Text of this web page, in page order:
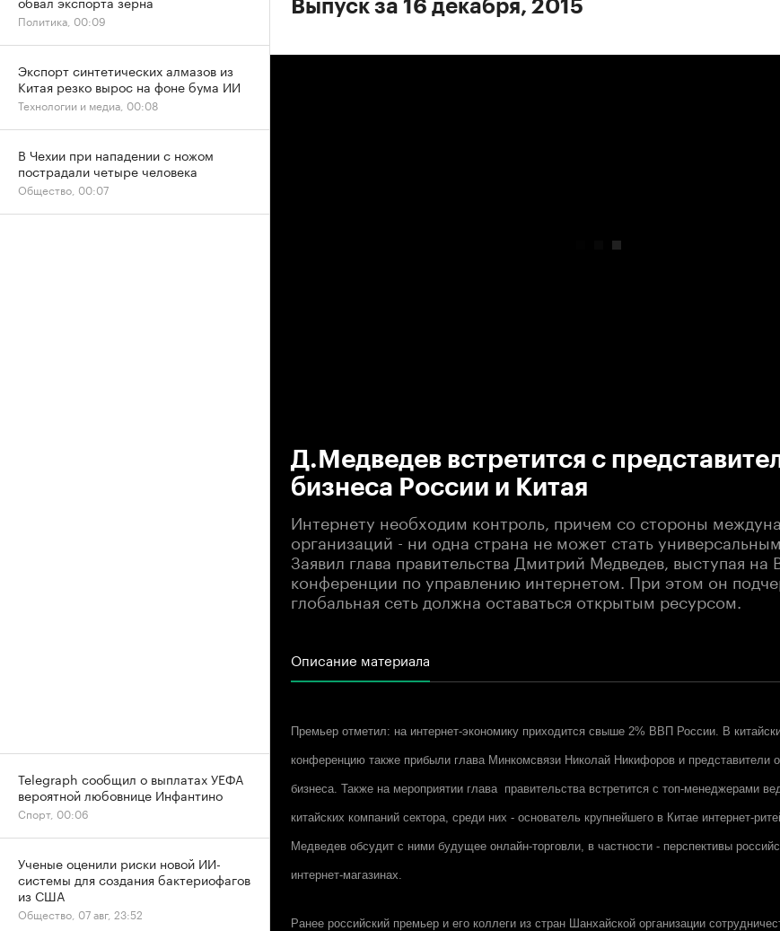
Выпуск за 16 декабря, 2015
Д.Медведев встретится с
бизнеса России и Китая
Интернету необходим контроль, причем со стороны
организаций - ни одна страна не может стать
Заявил глава правительства Дмитрий Медведев, выступая на
конференции по управлению интернетом. При этом он
глобальная сеть должна оставаться открытым ресурсом.
Описание материала
Премьер отметил: на интернет-экономику приходится свыше 2% ВВП России. В
конференцию также прибыли глава Минкомсвязи Николай Никифоров и представители
бизнеса. Также на мероприятии глава правительства встретится с топ-менеджерами
китайских компаний сектора, среди них - основатель крупнейшего в Китае интернет-
Медведев обсудит с ними будущее онлайн-торговли, в частности - перспективы
интернет-магазинах.
Ранее российский премьер и его коллеги из стран Шанхайской организации
Политика, 00:09
Экспорт синтетических алмазов из
Китая резко вырос на фоне бума ИИ
Технологии и медиа, 00:08
В Чехии при нападении с ножом
пострадали четыре человека
Общество, 00:07
Telegraph сообщил о выплатах УЕФА
вероятной любовнице Инфантино
Спорт, 00:06
Ученые оценили риски новой ИИ-
системы для создания бактериофагов
из США
Общество, 07 авг, 23:52